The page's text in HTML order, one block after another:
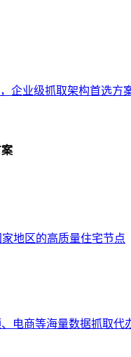
企业级抓取架构首选方
地区的高质量住宅节点
电商等海量数据抓取代